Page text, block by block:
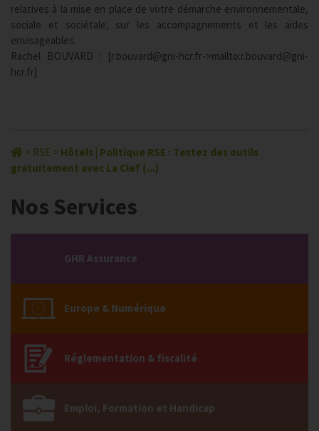
relatives à la mise en place de votre démarche environnementale,
sociale et sociétale, sur les accompagnements et les aides
envisageables.
Rachel BOUVARD : [r.bouvard@gni-hcr.fr->mailto:r.bouvard@gni-
hcr.fr]
> RSE > Hôtels | Politique RSE : Testez des outils
gratuitement avec La Clef (...)
Nos Services
GHR Assurance
Europe & Numérique
Réglementation & fiscalité
Emploi, Formation et Handicap